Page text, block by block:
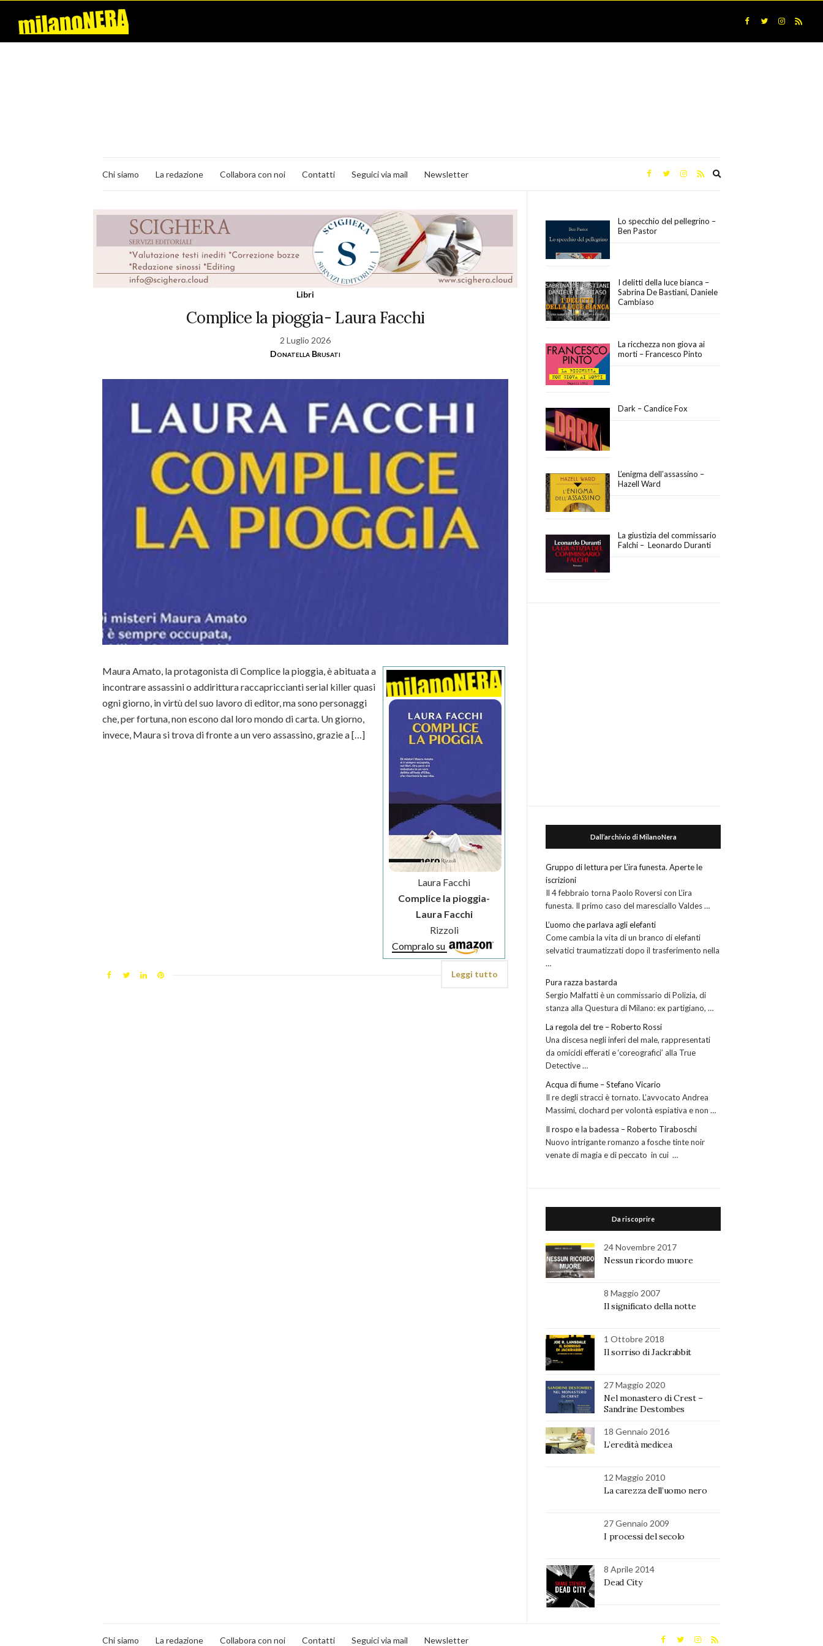
Chi siamo La redazione Collabora con noi Contatti Seguici via mail Newsletter
Libri
Complice la pioggia- Laura Facchi
2 Luglio 2026
Donatella Brusati
Laura Facchi
Complice la pioggia-
Laura Facchi
Rizzoli
Compralo su
Maura Amato, la protagonista di Complice la pioggia, è abituata a
incontrare assassini o addirittura raccapriccianti serial killer quasi
ogni giorno, in virtù del suo lavoro di editor, ma sono personaggi
che, per fortuna, non escono dal loro mondo di carta. Un giorno,
invece, Maura si trova di fronte a un vero assassino, grazie a […]
Leggi tutto
Lo specchio del pellegrino –
Ben Pastor
I delitti della luce bianca –
Sabrina De Bastiani, Daniele
Cambiaso
La ricchezza non giova ai
morti – Francesco Pinto
Dark – Candice Fox
L’enigma dell’assassino –
Hazell Ward
La giustizia del commissario
Falchi – Leonardo Duranti
Dall’archivio di MilanoNera
Gruppo di lettura per L’ira funesta. Aperte le
iscrizioni
Il 4 febbraio torna Paolo Roversi con L’ira
funesta. Il primo caso del maresciallo Valdes …
L’uomo che parlava agli elefanti
Come cambia la vita di un branco di elefanti
selvatici traumatizzati dopo il trasferimento nella
…
Pura razza bastarda
Sergio Malfatti è un commissario di Polizia, di
stanza alla Questura di Milano: ex partigiano, …
La regola del tre – Roberto Rossi
Una discesa negli inferi del male, rappresentati
da omicidi efferati e ‘coreografici’ alla True
Detective …
Acqua di fiume – Stefano Vicario
Il re degli stracci è tornato. L’avvocato Andrea
Massimi, clochard per volontà espiativa e non …
Il rospo e la badessa – Roberto Tiraboschi
Nuovo intrigante romanzo a fosche tinte noir
venate di magia e di peccato in cui …
Da riscoprire
24 Novembre 2017
Nessun ricordo muore
8 Maggio 2007
Il significato della notte
1 Ottobre 2018
Il sorriso di Jackrabbit
27 Maggio 2020
Nel monastero di Crest –
Sandrine Destombes
18 Gennaio 2016
L’eredità medicea
12 Maggio 2010
La carezza dell’uomo nero
27 Gennaio 2009
I processi del secolo
8 Aprile 2014
Dead City
Chi siamo La redazione Collabora con noi Contatti Seguici via mail Newsletter